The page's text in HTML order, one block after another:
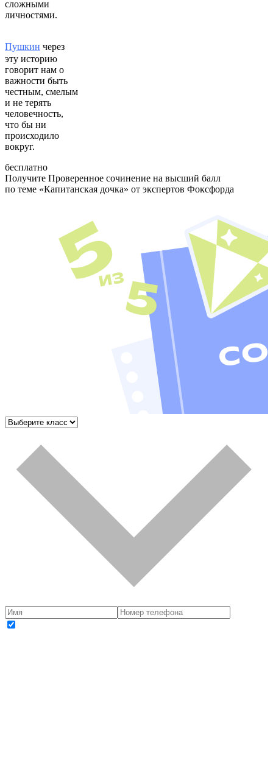
сложными
личностями.
Пушкин через
эту историю
говорит нам о
важности быть
честным, смелым
и не терять
человечность,
что бы ни
происходило
вокруг.
бесплатно
Получите Проверенное сочинение на высший балл
по теме «Капитанская дочка» от экспертов Фоксфорда